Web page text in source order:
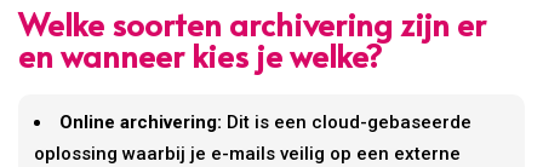
Welke soorten archivering zijn er
en wanneer kies je welke?
Online archivering: Dit is een cloud-gebaseerde
oplossing waarbij je e-mails veilig op een externe